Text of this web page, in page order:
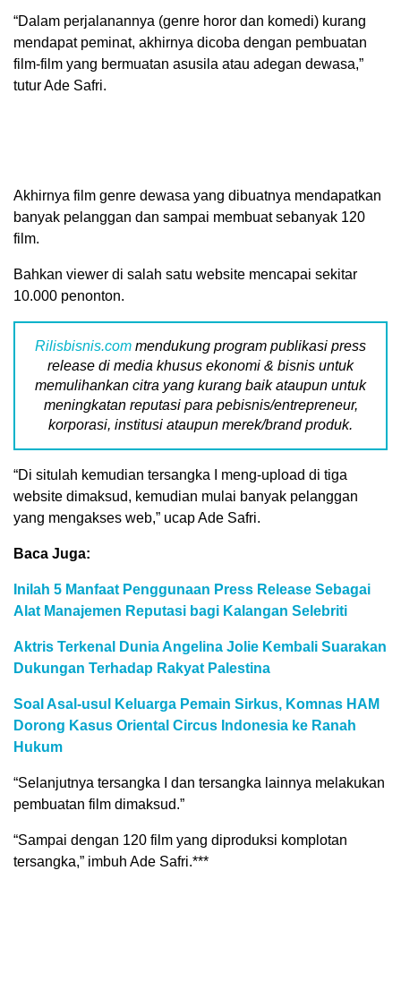
“Dalam perjalanannya (genre horor dan komedi) kurang
mendapat peminat, akhirnya dicoba dengan pembuatan
film-film yang bermuatan asusila atau adegan dewasa,”
tutur Ade Safri.
Akhirnya film genre dewasa yang dibuatnya mendapatkan
banyak pelanggan dan sampai membuat sebanyak 120
film.
Bahkan viewer di salah satu website mencapai sekitar
10.000 penonton.
Rilisbisnis.com mendukung program publikasi press
release di media khusus ekonomi & bisnis untuk
memulihankan citra yang kurang baik ataupun untuk
meningkatan reputasi para pebisnis/entrepreneur,
korporasi, institusi ataupun merek/brand produk.
“Di situlah kemudian tersangka I meng-upload di tiga
website dimaksud, kemudian mulai banyak pelanggan
yang mengakses web,” ucap Ade Safri.
Baca Juga:
Inilah 5 Manfaat Penggunaan Press Release Sebagai
Alat Manajemen Reputasi bagi Kalangan Selebriti
Aktris Terkenal Dunia Angelina Jolie Kembali Suarakan
Dukungan Terhadap Rakyat Palestina
Soal Asal-usul Keluarga Pemain Sirkus, Komnas HAM
Dorong Kasus Oriental Circus Indonesia ke Ranah
Hukum
“Selanjutnya tersangka I dan tersangka lainnya melakukan
pembuatan film dimaksud.”
“Sampai dengan 120 film yang diproduksi komplotan
tersangka,” imbuh Ade Safri.***